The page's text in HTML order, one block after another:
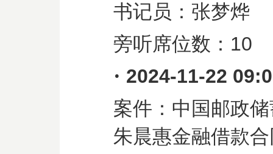
书记员：张梦烨
旁听席位数： 10
· 2024-11-22
案件：中国邮政
朱晨惠金融借款